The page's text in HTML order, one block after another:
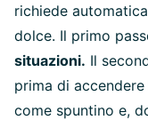
richiede
dolce. Il primo
situazioni. Il
prima di
come spuntino e,